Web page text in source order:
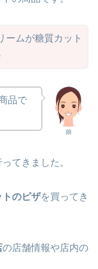
ームが糖質カット
娘
品で
てきました。
トのピザを買ってき
の店舗情報や店内の